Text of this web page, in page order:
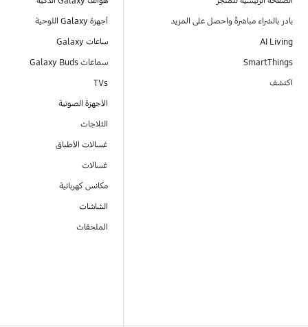
بادر بالشراء مباشرةً واحصل على المزيد
AI Living
SmartThings
اكتشف
أجهزة Galaxy اللوحية
ساعات Galaxy
سماعات Galaxy Buds
TVs
الأجهزة الصوتية
الثلاجات
غسالات الأطباق
غسالات
مكانس كهربائية
الشاشات
الملحقات